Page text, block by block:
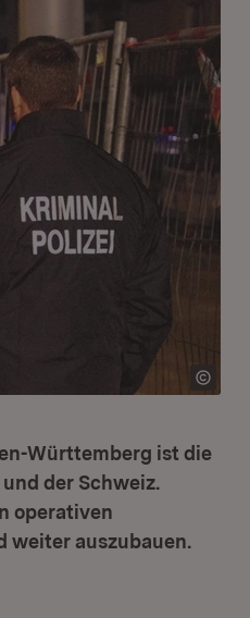
Württemberg ist die
der Schweiz.
operativen
weiter auszubauen.